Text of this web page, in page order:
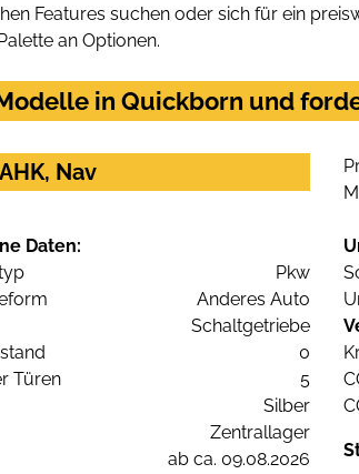
Features suchen oder sich für ein
an Optionen.
in Quickborn und
Nav
Daten:
Pkw
Anderes Auto
Schaltgetriebe
0
Türen
5
Silber
Zentrallager
ab ca. 09.08.2026